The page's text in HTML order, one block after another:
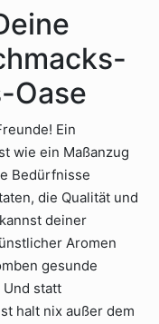
Oase
Ein
wie ein Maßanzug
Bedürfnisse
die Qualität und
deiner
Aromen
gesunde
statt
halt nix außer dem